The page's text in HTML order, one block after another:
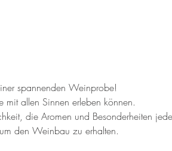
spannenden Weinprobe!
allen Sinnen erleben können.
die Aromen und Besonderheiten
den Weinbau zu erhalten.